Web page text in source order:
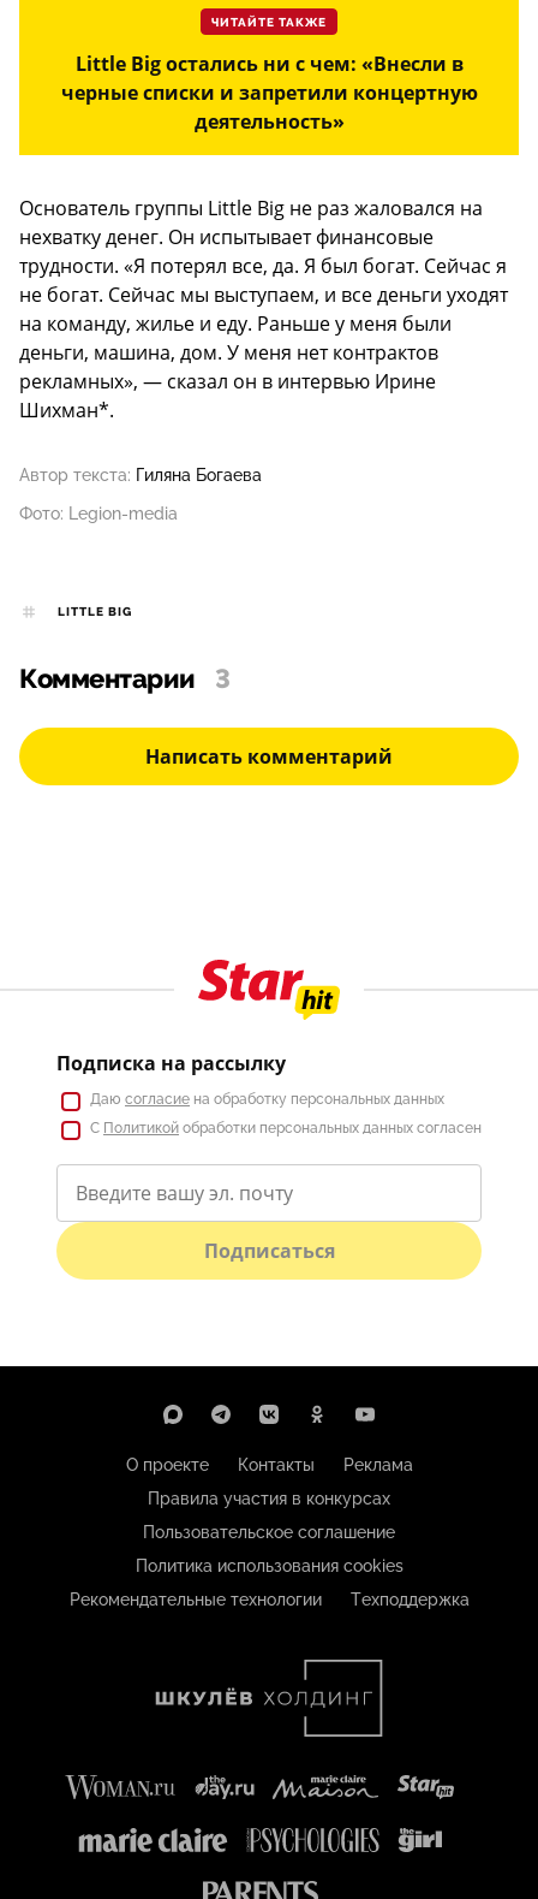
ЧИТАЙТЕ ТАКЖЕ
Little Big остались ни с чем: «Внесли в
черные списки и запретили концертную
деятельность»
Основатель группы Little Big не раз жаловался на
нехватку денег. Он испытывает финансовые
трудности. «Я потерял все, да. Я был богат. Сейчас я
не богат. Сейчас мы выступаем, и все деньги уходят
на команду, жилье и еду. Раньше у меня были
деньги, машина, дом. У меня нет контрактов
рекламных», — сказал он в интервью Ирине
Шихман*.
Автор текста: Гиляна Богаева
Фото: Legion-media
LITTLE BIG
Комментарии 3
Написать комментарий
Подписка на рассылку
Даю согласие на обработку персональных данных
С Политикой обработки персональных данных согласен
Подписаться
О проекте Контакты
Реклама
Правила участия в конкурсах
Пользовательское соглашение
Политика использования cookies
Рекомендательные технологии
Техподдержка